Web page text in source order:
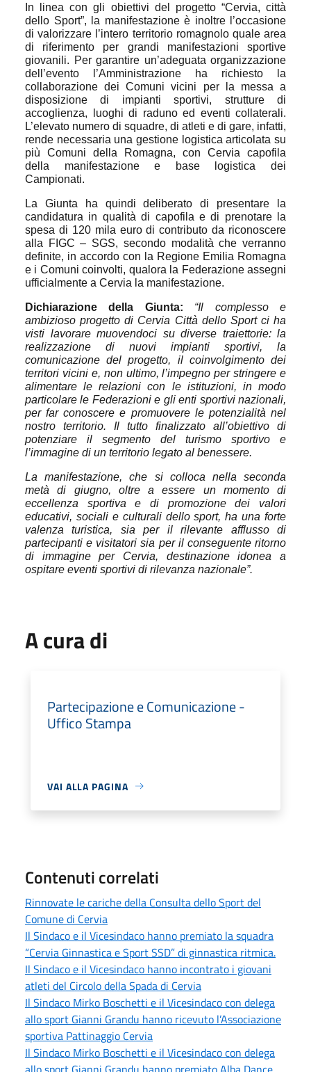
In linea con gli obiettivi del progetto “Cervia, città
dello Sport”, la manifestazione è inoltre l’occasione
di valorizzare l’intero territorio romagnolo quale area
di riferimento per grandi manifestazioni sportive
giovanili. Per garantire un’adeguata organizzazione
dell’evento l’Amministrazione ha richiesto la
collaborazione dei Comuni vicini per la messa a
disposizione di impianti sportivi, strutture di
accoglienza, luoghi di raduno ed eventi collaterali.
L’elevato numero di squadre, di atleti e di gare, infatti,
rende necessaria una gestione logistica articolata su
più Comuni della Romagna, con Cervia capofila
della manifestazione e base logistica dei
Campionati.
La Giunta ha quindi deliberato di presentare la
candidatura in qualità di capofila e di prenotare la
spesa di 120 mila euro di contributo da riconoscere
alla FIGC – SGS, secondo modalità che verranno
definite, in accordo con la Regione Emilia Romagna
e i Comuni coinvolti, qualora la Federazione assegni
ufficialmente a Cervia la manifestazione.
Dichiarazione della Giunta:
“Il complesso e
ambizioso progetto di Cervia Città dello Sport ci ha
visti lavorare muovendoci su diverse traiettorie: la
realizzazione di nuovi impianti sportivi, la
comunicazione del progetto, il coinvolgimento dei
territori vicini e, non ultimo, l’impegno per stringere e
alimentare le relazioni con le istituzioni, in modo
particolare le Federazioni e gli enti sportivi nazionali,
per far conoscere e promuovere le potenzialità nel
nostro territorio. Il tutto finalizzato all’obiettivo di
potenziare il segmento del turismo sportivo e
l’immagine di un territorio legato al benessere.
La manifestazione, che si colloca nella seconda
metà di giugno, oltre a essere un momento di
eccellenza sportiva e di promozione dei valori
educativi, sociali e culturali dello sport, ha una forte
valenza turistica, sia per il rilevante afflusso di
partecipanti e visitatori sia per il conseguente ritorno
di immagine per Cervia, destinazione idonea a
ospitare eventi sportivi di rilevanza nazionale”.
A cura di
Partecipazione e Comunicazione -
Uffico Stampa
VAI ALLA PAGINA
Contenuti correlati
Rinnovate le cariche della Consulta dello Sport del
Comune di Cervia
Il Sindaco e il Vicesindaco hanno premiato la squadra
“Cervia Ginnastica e Sport SSD” di ginnastica ritmica.
Il Sindaco e il Vicesindaco hanno incontrato i giovani
atleti del Circolo della Spada di Cervia
Il Sindaco Mirko Boschetti e il Vicesindaco con delega
allo sport Gianni Grandu hanno ricevuto l’Associazione
sportiva Pattinaggio Cervia
Il Sindaco Mirko Boschetti e il Vicesindaco con delega